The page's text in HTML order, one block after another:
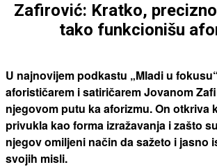
Zafirović: Kratko,
tako funkcionišu
U najnovijem podkastu „Mladi u
aforističarem i satiričarem Jovanom
njegovom putu ka aforizmu. On otkriva
privukla kao forma izražavanja i zašto
njegov omiljeni način da sažeto i jasno
svojih misli.